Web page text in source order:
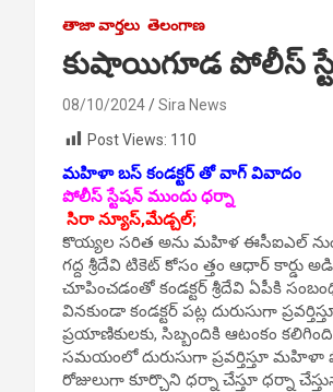
తాజా వార్తలు తెలంగాణ
కుషాయిగూడ పోలీస్
08/10/2024
Sira News
Post Views: 110
మహిళా బస్ కండక్టర్ తో వాగ్ వివాదం
పోలీస్ స్టేషన్ ముందు ధర్నా
సిరా న్యూస్,మేడ్చల్;
కొయ్యల సరిత అను మహిళ ఈసీఐఎల్ నుండి
గద్ద శ్రీదేవి టికెట్ కోసం త్తం ఆధార్ కార్డు
చూపించడంతో కండక్టర్ శ్రీదేవి ఏపీకి
వినకుండా కండక్టర్ పట్ల దురుసుగా
ప్రయాణికులకు, సిబ్బందికి ఆటంకం
సమయంలో దురుసుగా ప్రవర్తిస్తూ
రోజులుగా కూర్చొని ధర్నా చేస్తూ ధర్నా